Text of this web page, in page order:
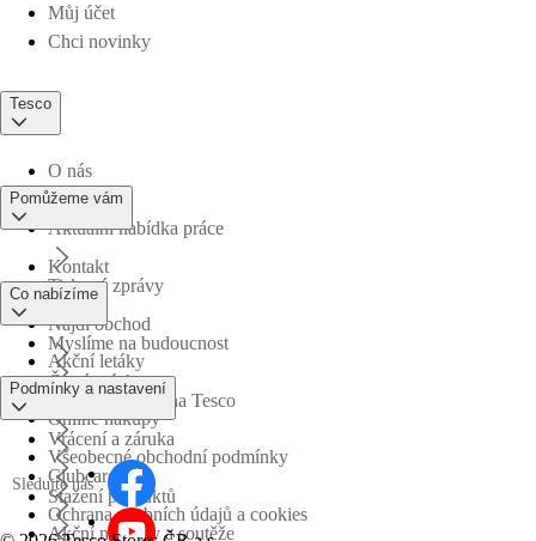
Můj účet
Chci novinky
Tesco
O nás
Aktuální nabídka práce
Tiskové zprávy
Myslíme na budoucnost
Obchodní skupina Tesco
Pomůžeme vám
Kontakt
Najdi obchod
Časté otázky
Vrácení a záruka
Stažení produktů
Co nabízíme
Akční letáky
Online nákupy
Clubcard
Akční nabídky a soutěže
Podmínky a nastavení
Všeobecné obchodní podmínky
Ochrana osobních údajů a cookies
Sledujte nás